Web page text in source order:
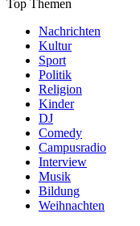
Top Themen
Nachrichten
Kultur
Sport
Politik
Religion
Kinder
DJ
Comedy
Campusradio
Interview
Musik
Bildung
Weihnachten